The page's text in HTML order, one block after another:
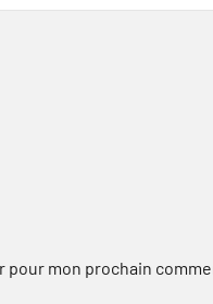
mon prochain